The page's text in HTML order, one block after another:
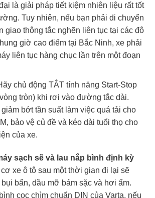
là giải pháp tiết kiệm nhiên liệu rất tốt
Tuy nhiên, nếu bạn phải di chuyển
giao thông tắc nghẽn liên tục tại các đô
giờ cao điểm tại Bắc Ninh, xe phải
liên tục hàng chục lần trên một đoạn
chủ động TẮT tính năng Start-Stop
tròn) khi rơi vào đường tắc dài.
bớt tần suất làm việc quá tải cho
bảo vệ củ đề và kéo dài tuổi thọ cho
của xe.
sạch sẽ và lau nắp bình định kỳ
xe ô tô sau một thời gian đi lại sẽ
bụi bẩn, dầu mỡ bám sặc và hơi ẩm.
cọc chìm chuẩn DIN của Varta, nếu